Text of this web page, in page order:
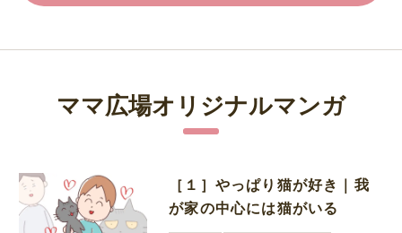
ママ広場オリジナルマンガ
［１］やっぱり猫が好き｜我
が家の中心には猫がいる